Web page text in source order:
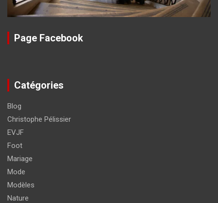
Page Facebook
Catégories
Blog
Christophe Pélissier
EVJF
Foot
Mariage
Mode
Modèles
Nature